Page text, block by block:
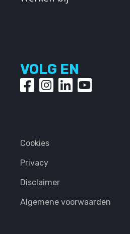
VOLG EN
Cookies
Privacy
Disclaimer
Algemene voorwaarden